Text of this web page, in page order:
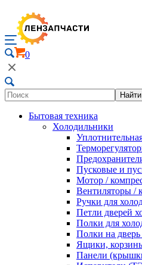
0
Найти
Бытовая техника
Холодильники
Пусковые и
Мотор /
Вентиляторы /
Ручки для
Петли дверей
Полки для
Полки на
Ящики,
Панели